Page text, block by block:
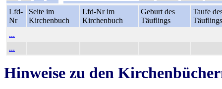
Lfd-
Nr
Seite im
Kirchenbuch
Lfd-Nr im
Kirchenbuch
Geburt des
Täuflings
Taufe
Täuflings
...
...
Hinweise zu den